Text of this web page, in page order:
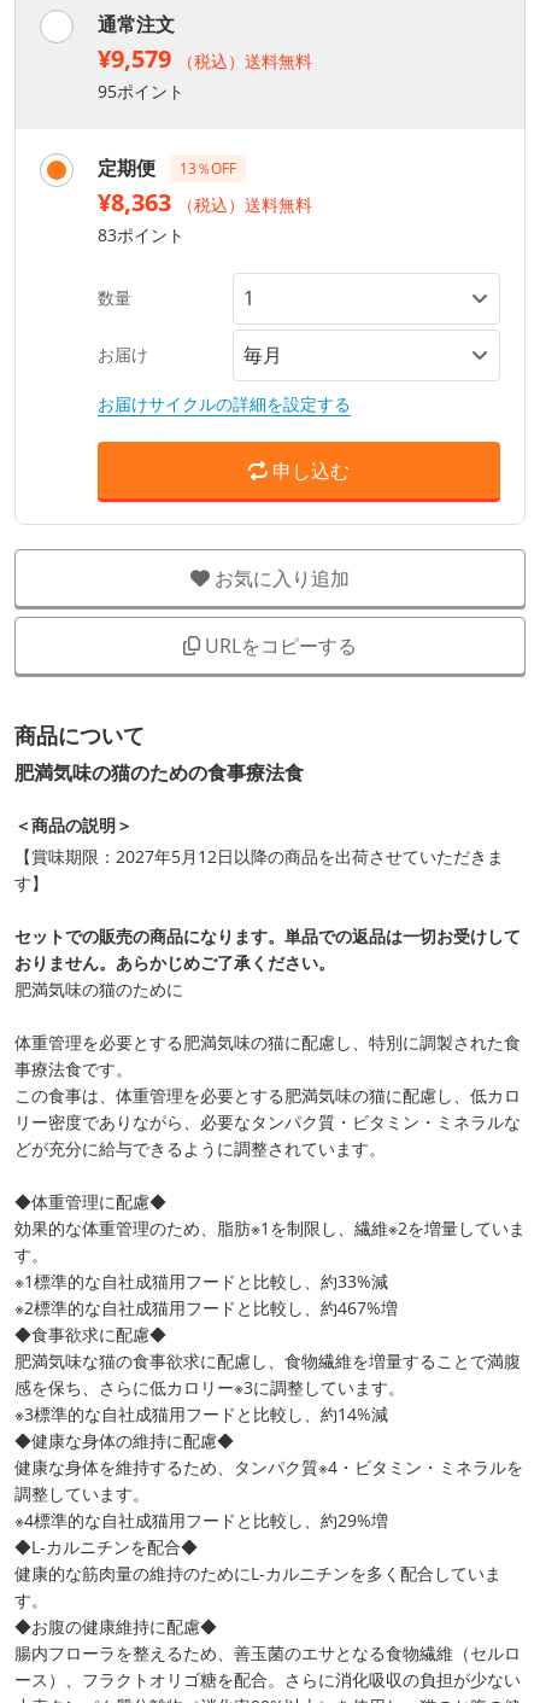
通常注文
¥9,579
（税込）送料無料
95ポイント
定期便 13％OFF
¥8,363
（税込）送料無料
83ポイント
数量
お届け
お届けサイクルの詳細を設定する
申し込む
お気に入り追加
URLをコピーする
商品について
肥満気味の猫のための食事療法食
＜商品の説明＞
【賞味期限：2027年5月12日以降の商品を出荷させていただきま
す】
セットでの販売の商品になります。単品での返品は一切お受けして
おりません。あらかじめご了承ください。
肥満気味の猫のために
体重管理を必要とする肥満気味の猫に配慮し、特別に調製された食
事療法食です。
この食事は、体重管理を必要とする肥満気味の猫に配慮し、低カロ
リー密度でありながら、必要なタンパク質・ビタミン・ミネラルな
どが充分に給与できるように調整されています。
◆体重管理に配慮◆
効果的な体重管理のため、脂肪※1を制限し、繊維※2を増量していま
す。
※1標準的な自社成猫用フードと比較し、約33%減
※2標準的な自社成猫用フードと比較し、約467%増
◆食事欲求に配慮◆
肥満気味な猫の食事欲求に配慮し、食物繊維を増量することで満腹
感を保ち、さらに低カロリー※3に調整しています。
※3標準的な自社成猫用フードと比較し、約14%減
◆健康な身体の維持に配慮◆
健康な身体を維持するため、タンパク質※4・ビタミン・ミネラルを
調整しています。
※4標準的な自社成猫用フードと比較し、約29%増
◆L-カルニチンを配合◆
健康的な筋肉量の維持のためにL-カルニチンを多く配合していま
す。
◆お腹の健康維持に配慮◆
腸内フローラを整えるため、善玉菌のエサとなる食物繊維（セルロ
ース）、フラクトオリゴ糖を配合。さらに消化吸収の負担が少ない